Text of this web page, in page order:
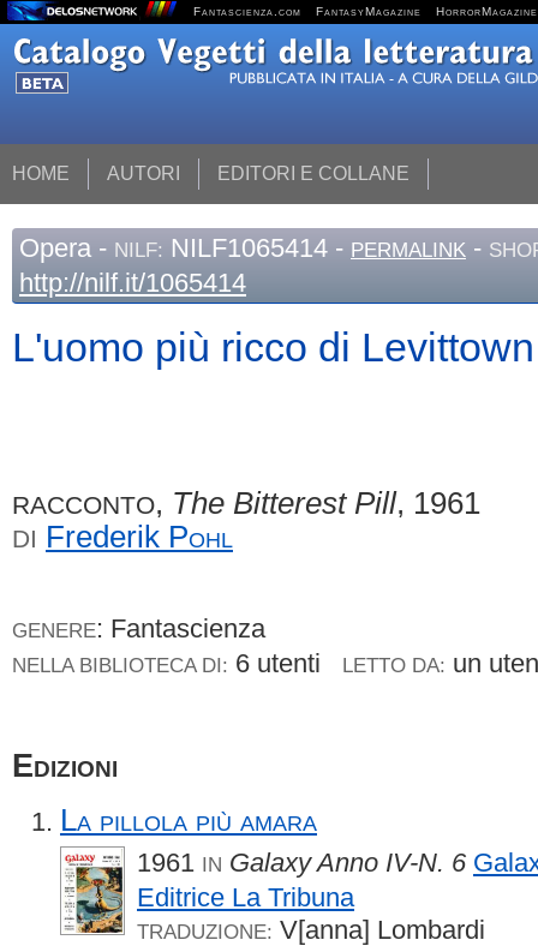
Fantascienza.com FantasyMagazine HorrorMagazine
HOME AUTORI EDITORI E COLLANE
Opera - NILF: NILF1065414 - PERMALINK -
http://nilf.it/1065414
L'uomo più ricco di Levittown
RACCONTO, The Bitterest Pill, 1961
DI Frederik Pohl
GENERE: Fantascienza
NELLA BIBLIOTECA DI: 6 utenti LETTO DA: un
Edizioni
La pillola più amara
1961 IN Galaxy Anno IV-N. 6
Editrice La Tribuna
TRADUZIONE: V[anna] Lombardi